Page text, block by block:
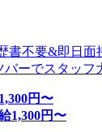
書不要&即日
ーでスタッフ
円〜
1,300円〜